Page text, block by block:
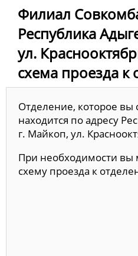
Филиал
Республика
ул.
схема проезда к
Отделение, которое вы
находится по адресу
г. Майкоп, ул.
При необходимости вы
схему проезда к